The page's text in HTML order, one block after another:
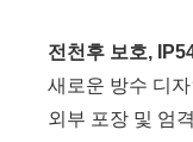
전천후 보호,
새로운 방수 디
외부 포장 및 엄